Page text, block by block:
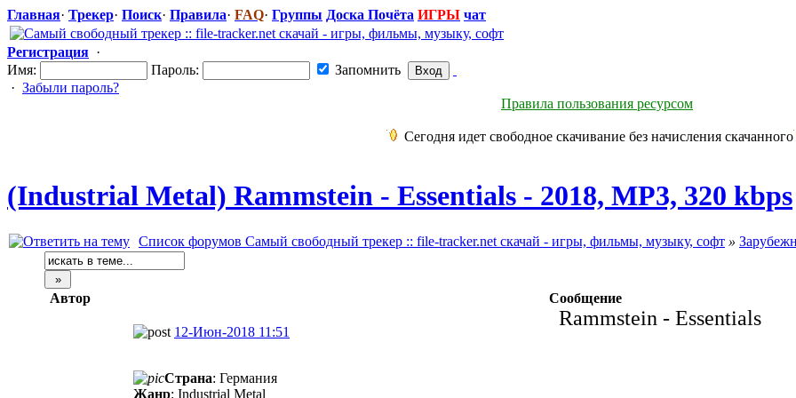
Главная· Трекер· Поиск· Правила· FAQ· Группы Доска Почёта чат
Регистрация ·
Имя:
Пароль:
Запомнить
· Забыли пароль?
Правила пользования ресурсом
Сегодня идет свободное скачивание без начисления скачанного
(Industrial Metal) Rammstein - Essentials - 2018, MP3, 320 kbps
Список форумов Самый свободный трекер :: file-tracker.net скачай - игры, фильмы, музыку, софт »
Автор Сообщение
12-Июн-2018 11:51
Rammstein - Essentials
Страна: Германия
Жанр: Industrial Metal